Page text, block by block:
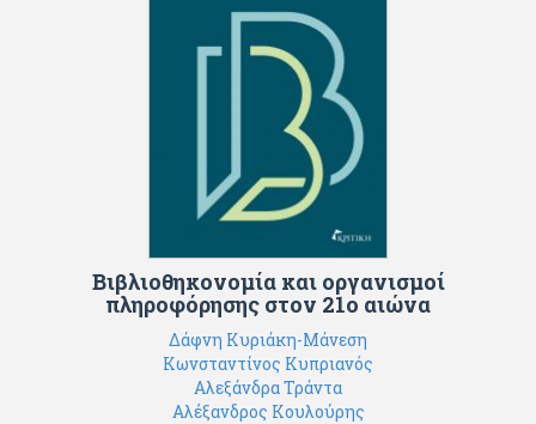
Βιβλιοθηκονομία και οργανισμοί
πληροφόρησης στον 21ο αιώνα
Δάφνη Κυριάκη-Μάνεση
Κωνσταντίνος Κυπριανός
Αλεξάνδρα Τράντα
Αλέξανδρος Κουλούρης